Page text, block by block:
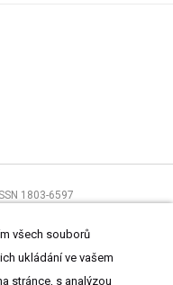
1803-6597
osobních údajů
všech souborů
ukládání ve vašem
stránce, s analýzou